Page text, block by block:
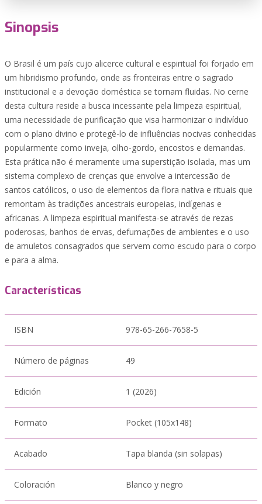
Sinopsis
O Brasil é um país cujo alicerce cultural e espiritual foi forjado em
um hibridismo profundo, onde as fronteiras entre o sagrado
institucional e a devoção doméstica se tornam fluidas. No cerne
desta cultura reside a busca incessante pela limpeza espiritual,
uma necessidade de purificação que visa harmonizar o indivíduo
com o plano divino e protegê-lo de influências nocivas conhecidas
popularmente como inveja, olho-gordo, encostos e demandas.
Esta prática não é meramente uma superstição isolada, mas um
sistema complexo de crenças que envolve a intercessão de
santos católicos, o uso de elementos da flora nativa e rituais que
remontam às tradições ancestrais europeias, indígenas e
africanas. A limpeza espiritual manifesta-se através de rezas
poderosas, banhos de ervas, defumações de ambientes e o uso
de amuletos consagrados que servem como escudo para o corpo
e para a alma.
Características
ISBN 978-65-266-7658-5
Número de páginas 49
Edición 1 (2026)
Formato Pocket (105x148)
Acabado Tapa blanda (sin solapas)
Coloración Blanco y negro